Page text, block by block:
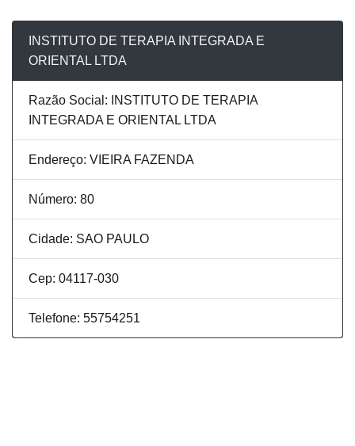
INSTITUTO DE TERAPIA INTEGRADA E
ORIENTAL LTDA
Razão Social: INSTITUTO DE TERAPIA
INTEGRADA E ORIENTAL LTDA
Endereço: VIEIRA FAZENDA
Número: 80
Cidade: SAO PAULO
Cep: 04117-030
Telefone: 55754251